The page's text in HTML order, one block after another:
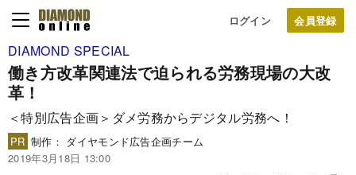
ログイン
DIAMOND SPECIAL
働き方改革関連法で迫られる労務現場の大改
革！
＜特別広告企画＞ダメ労務からデジタル労務へ！
PR 制作： ダイヤモンド広告企画チーム
2019年3月18日 13:00